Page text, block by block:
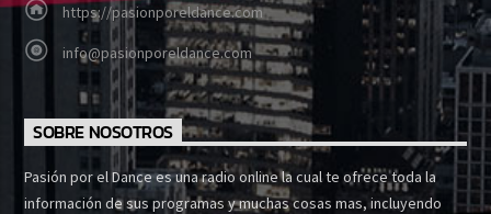
https://pasionporeldance.com
info@pasionporeldance.com
SOBRE NOSOTROS
Pasión por el Dance es una radio online la cual te ofrece toda la
información de sus programas y muchas cosas mas, incluyendo